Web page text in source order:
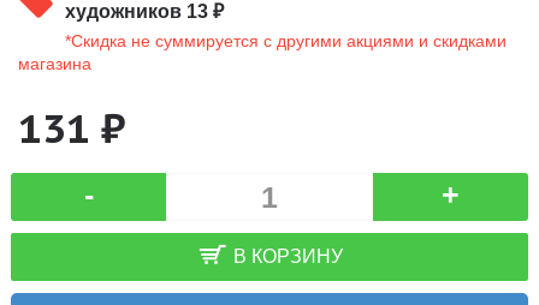
художников 13 ₽
*Скидка не суммируется с другими акциями и скидками
магазина
131 ₽
- +
В КОРЗИНУ